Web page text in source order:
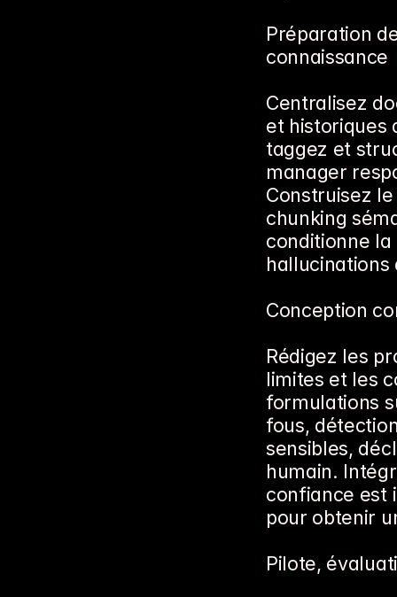
Préparation
connaissance
Centralisez
et historiques
taggez et
manager
Construisez
chunking
conditionne
hallucinations
Conception
Rédigez les
limites et les
formulations
fous,
sensibles,
humain.
confiance est
pour obtenir
Pilote,